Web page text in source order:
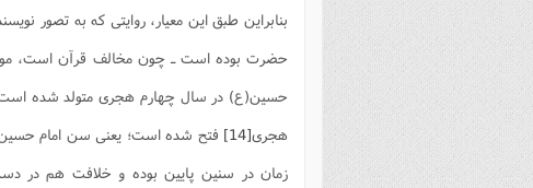
بنابراین طبق این معیار، روایتی که به تصور
حضرت بوده است ـ چون مخالف قرآن است،
حسین(ع) در سال چهارم هجری متولد شده
هجری[14]
زمان در سنین پایین بوده و خلافت هم در